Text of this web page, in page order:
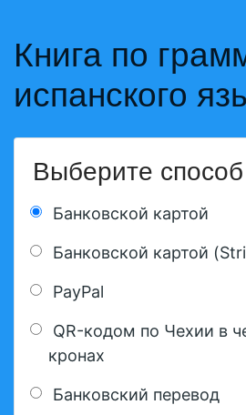
Книга по
испанского
Выберите
Банковской картой
Банковской картой
PayPal
QR-кодом по Чехии в
кронах
Банковский перевод